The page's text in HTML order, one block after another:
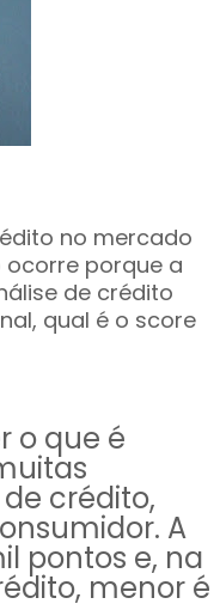
no mercado
porque a
de crédito
qual é o score
o que é
crédito,
A
pontos e, na
menor é